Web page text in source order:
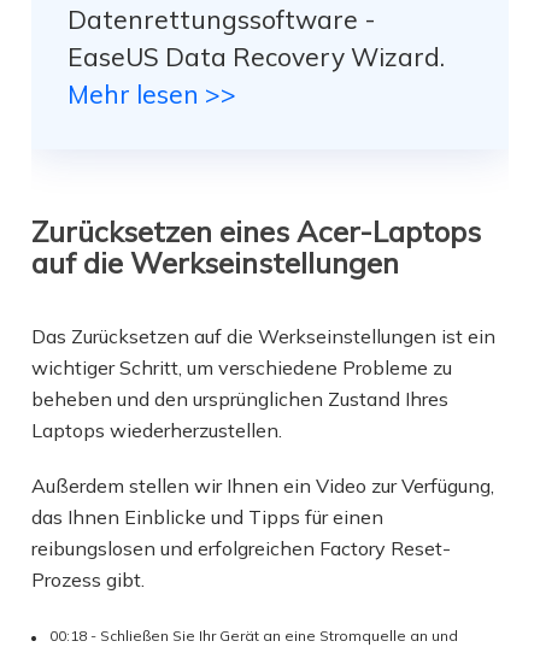
Datenrettungssoftware -
EaseUS Data Recovery Wizard.
Mehr lesen >>
Zurücksetzen eines Acer-Laptops
auf die Werkseinstellungen
Das Zurücksetzen auf die Werkseinstellungen ist ein
wichtiger Schritt, um verschiedene Probleme zu
beheben und den ursprünglichen Zustand Ihres
Laptops wiederherzustellen.
Außerdem stellen wir Ihnen ein Video zur Verfügung,
das Ihnen Einblicke und Tipps für einen
reibungslosen und erfolgreichen Factory Reset-
Prozess gibt.
00:18 - Schließen Sie Ihr Gerät an eine Stromquelle an und